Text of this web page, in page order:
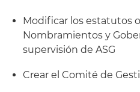
Modificar los estatutos
Nombramientos y
supervisión de ASG
Crear el Comité de